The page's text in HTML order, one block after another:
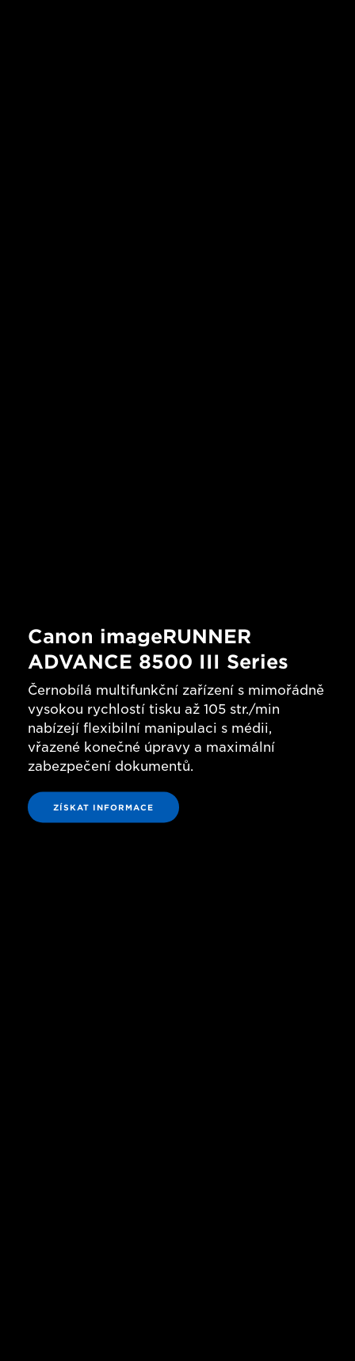
Canon imageRUNNER
ADVANCE 8500 III Series
Černobílá multifunkční zařízení s mimořádně
vysokou rychlostí tisku až 105 str./min
nabízejí flexibilní manipulaci s médii,
vřazené konečné úpravy a maximální
zabezpečení dokumentů.
ZÍSKAT INFORMACE